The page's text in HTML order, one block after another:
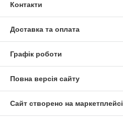
Контакти
Доставка та оплата
Графік роботи
Повна версія сайту
Сайт створено на маркетплейсі